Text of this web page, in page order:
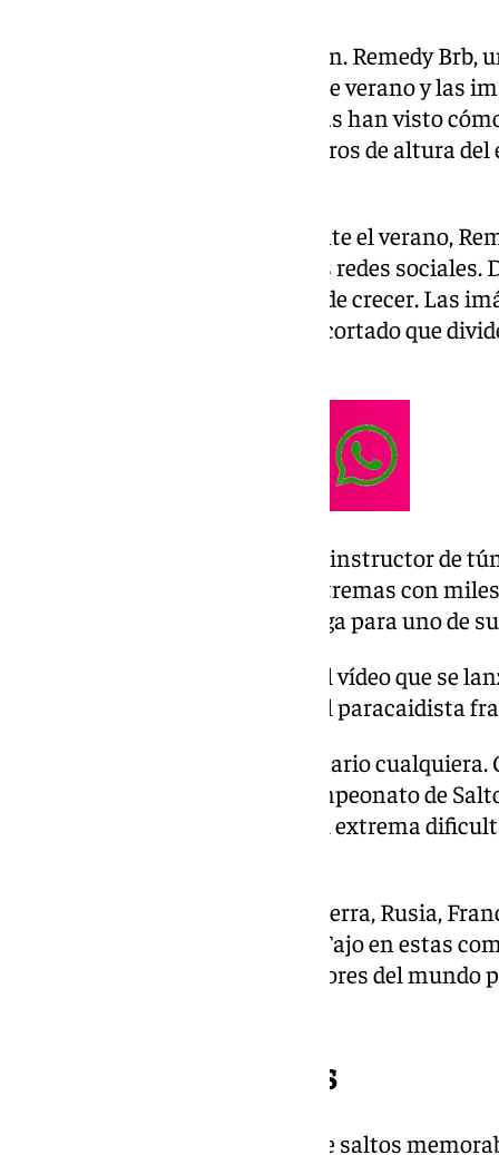
Un vídeo que corta la respiración. Remedy Brb,
vacío desde el Tajo de Ronda este verano y las
redes sociales. Miles de personas han visto
extremos desafiaba los 140 metros de altura
Aunque el salto se realizó durante el verano,
principios de septiembre en sus redes sociales.
reproducciones no han parado de crecer. Las
exacto en que se lanza sobre el cortado que
El deportista, que trabaja como instructor de
habitualmente sus hazañas extremas con
interior de la provincia de Málaga para uno de
El valiente protagonista del vídeo que se
desfiladero malagueño es el paracaidista
El Tajo de Ronda no es un escenario
desfiladero ha sido sede del Campeonato de
competición que destaca por su extrema
Profesionales de España, Inglaterra, Rusia,
los balcones de la Alameda del Tajo en estas
lugar atrae a los mejores saltadores del mundo
Hazañas y accidentes
La historia del Tajo está llena de saltos